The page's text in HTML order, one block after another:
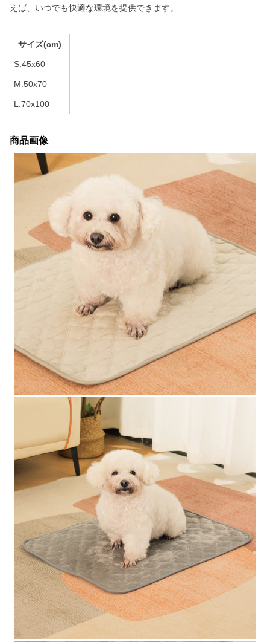
えば、いつでも快適な環境を提供できます。
サイズ(cm)
S:45x60
M:50x70
L:70x100
商品画像